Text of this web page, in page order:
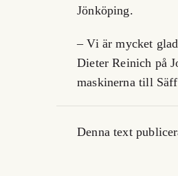
Jönköping.
– Vi är mycket
Dieter Reinich på
maskinerna till
Denna text